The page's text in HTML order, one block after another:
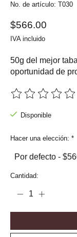
No. de artículo: T030
$566.00
IVA incluido
50g del mejor
oportunidad de
The rating of this
Disponible
Hacer una elección: *
Cantidad: